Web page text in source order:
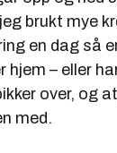
brukt mye
en dag så
hjem – eller
over, og
med.